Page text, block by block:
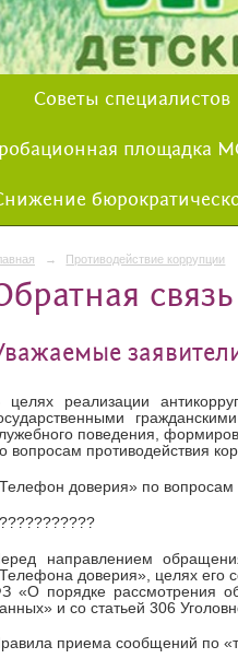
Советы специалистов
площадка
→ Противодействие коррупции
целях реализации
поведения,
вопросам противодействия
доверия» по
направлением
доверия», целях его
«О порядке рассмотрения
и со статьей 306
приема сообщений по